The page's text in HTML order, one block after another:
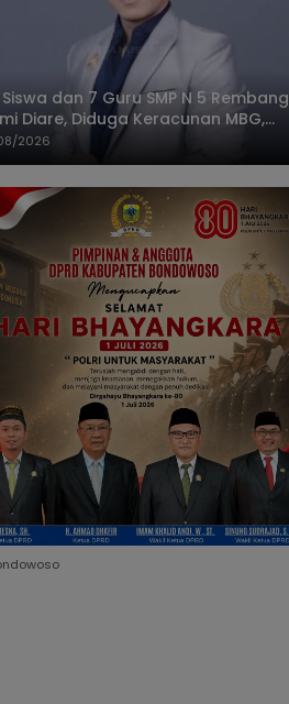
Siswa dan 7 Guru SMP N 5 Rembang
Diare, Diduga Keracunan MBG,
Harus Tanggung Jawab
2026